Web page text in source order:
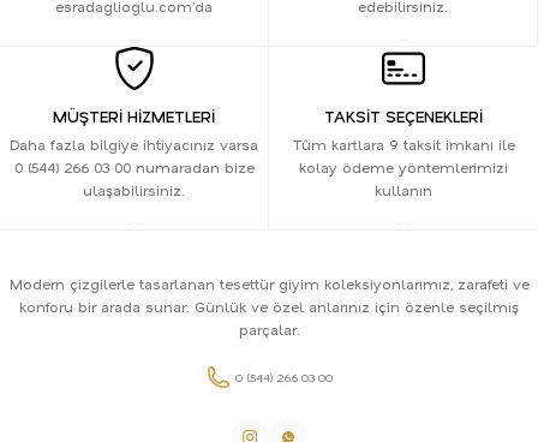
esradaglioglu.com’da
edebilirsiniz.
MÜŞTERİ HİZMETLERİ
Daha fazla bilgiye ihtiyacınız varsa
0 (544) 266 03 00 numaradan bize
ulaşabilirsiniz.
TAKSİT SEÇENEKLERİ
Tüm kartlara 9 taksit imkanı ile
kolay ödeme yöntemlerimizi
kullanın
Modern çizgilerle tasarlanan tesettür giyim koleksiyonlarımız, zarafeti ve
konforu bir arada sunar. Günlük ve özel anlarınız için özenle seçilmiş
parçalar.
0 (544) 266 03 00